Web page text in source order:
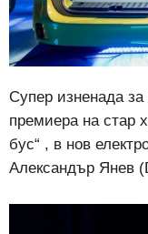
Супер изненада за
премиера на стар
бус“ , в нов
Александър Янев